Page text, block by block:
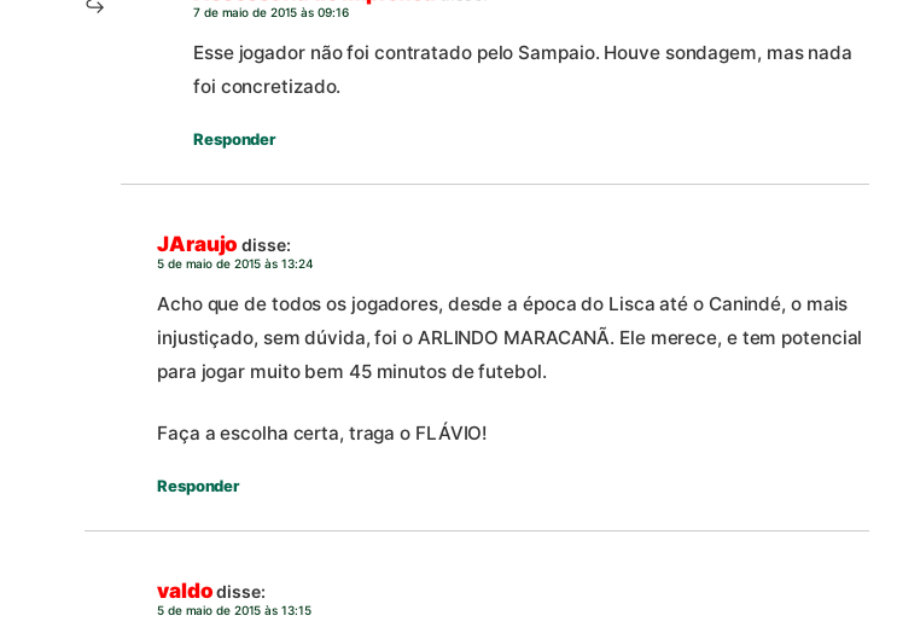
7 de maio de 2015 às 09:16
Esse jogador não foi contratado pelo Sampaio. Houve sondagem, mas nada
foi concretizado.
Responder
JAraujo disse:
5 de maio de 2015 às 13:24
Acho que de todos os jogadores, desde a época do Lisca até o Canindé, o mais
injustiçado, sem dúvida, foi o ARLINDO MARACANÃ. Ele merece, e tem potencial
para jogar muito bem 45 minutos de futebol.
Faça a escolha certa, traga o FLÁVIO!
Responder
valdo disse:
5 de maio de 2015 às 13:15